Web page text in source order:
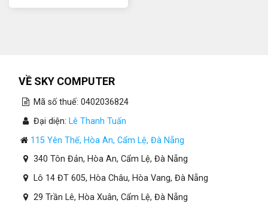
VỀ SKY COMPUTER
Mã số thuế: 0402036824
Đại diện: Lê Thanh Tuấn
115 Yên Thế, Hòa An, Cẩm Lệ, Đà Nẵng
340 Tôn Đản, Hòa An, Cẩm Lệ, Đà Nẵng
Lô 14 ĐT 605, Hòa Châu, Hòa Vang, Đà Nẵng
29 Trần Lê, Hòa Xuân, Cẩm Lệ, Đà Nẵng